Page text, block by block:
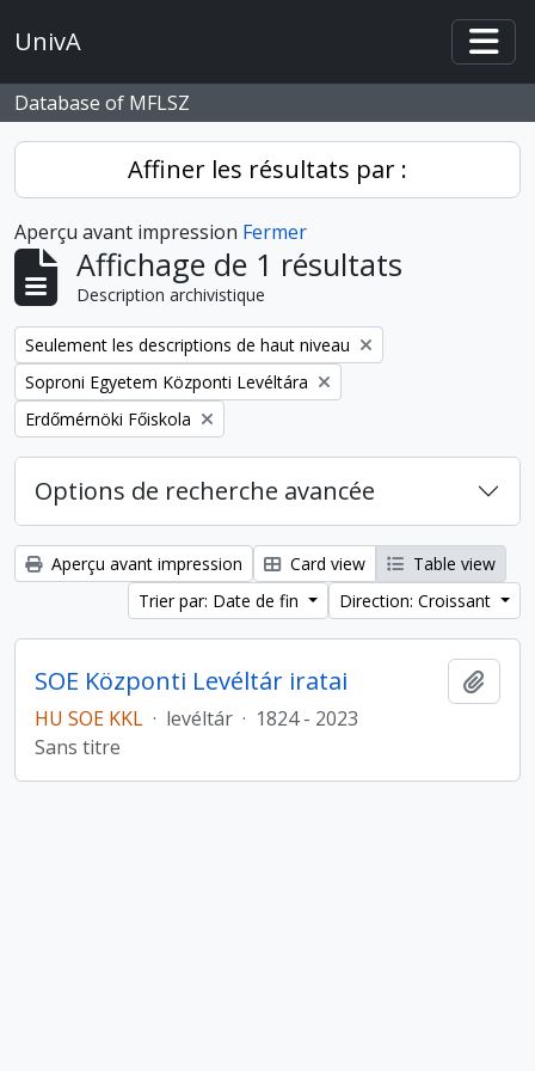
UnivA
Database of MFLSZ
Affiner les résultats par :
Aperçu avant impression Fermer
Affichage de 1 résultats
Description archivistique
Remove filter:
Seulement les descriptions de haut niveau
Remove filter:
Soproni Egyetem Központi Levéltára
Remove filter:
Erdőmérnöki Főiskola
Options de recherche avancée
Aperçu avant impression Card view
Table view
Trier par: Date de fin
Direction: Croissant
SOE Központi Levéltár iratai
HU SOE KKL · levéltár · 1824 - 2023
Sans titre